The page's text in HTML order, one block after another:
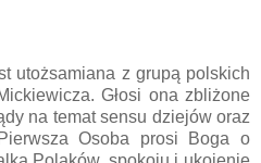
utożsamiana z grupą polskich
Głosi ona zbliżone
na temat sensu dziejów oraz
Osoba prosi Boga o